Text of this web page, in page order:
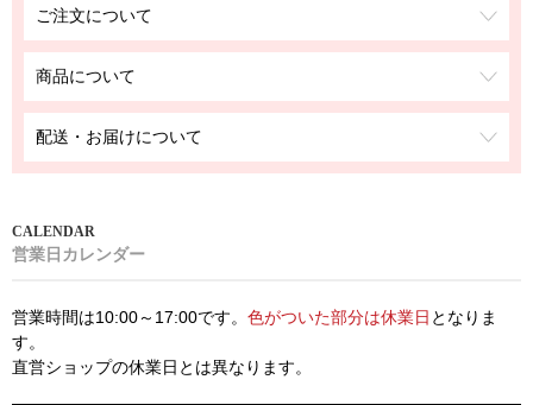
ご注文について
商品について
配送・お届けについて
営業日カレンダー
営業時間は10:00～17:00です。 色がついた部分は休業日 となりま
す。
直営ショップの休業日とは異なります。